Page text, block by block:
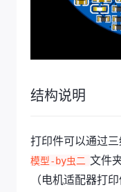
结构说明
打印件可以通过
模型-by虫二 文件
（电机适配器打